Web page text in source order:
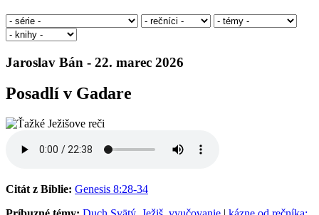
Jaroslav Bán - 22. marec 2026
Posadlí v Gadare
Citát z Biblie: Genesis 8:28-34